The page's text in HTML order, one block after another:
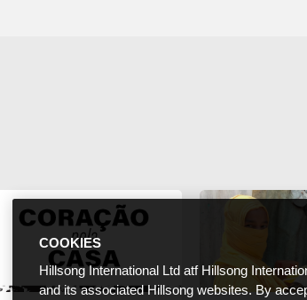
COOKIES
Hillsong International Ltd atf Hillsong
and its associated Hillsong websites. By